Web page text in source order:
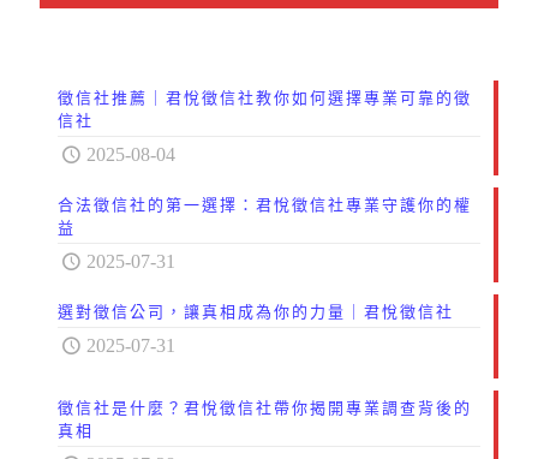
徵信社推薦｜君悅徵信社教你如何選擇專業可靠的徵
信社
2025-08-04
合法徵信社的第一選擇：君悅徵信社專業守護你的權
益
2025-07-31
選對徵信公司，讓真相成為你的力量｜君悅徵信社
2025-07-31
徵信社是什麼？君悅徵信社帶你揭開專業調查背後的
真相